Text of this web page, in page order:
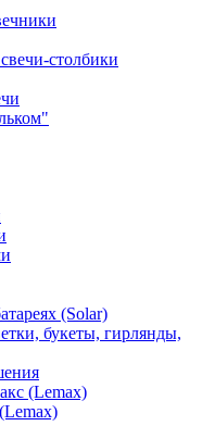
столбики
(Solar)
букеты, гирлянды,
(Lemax)